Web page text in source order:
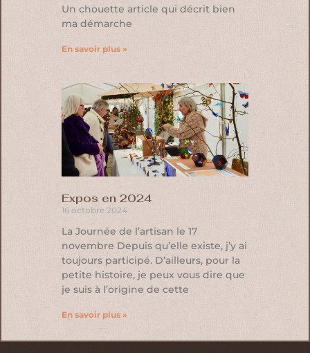
Un chouette article qui décrit bien
ma démarche
En savoir plus »
Expos en 2024
16 octobre 2024
La Journée de l’artisan le 17
novembre Depuis qu’elle existe, j’y ai
toujours participé. D’ailleurs, pour la
petite histoire, je peux vous dire que
je suis à l’origine de cette
En savoir plus »